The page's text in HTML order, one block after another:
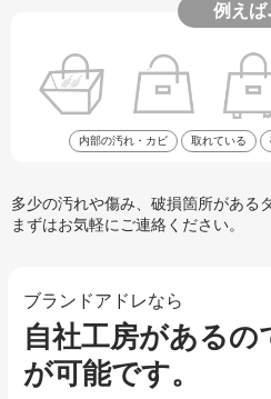
例え
内部の汚れ・カビ 取れている
多少の汚れや傷み、破損箇所がある
まずはお気軽にご連絡ください。
ブランドアドレなら
自社工房があるの
が可能です。